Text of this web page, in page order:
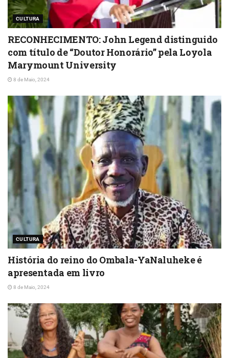
CULTURA
RECONHECIMENTO: John Legend distinguido
com título de “Doutor Honorário” pela Loyola
Marymount University
8 de Maio, 2024
CULTURA
História do reino do Ombala-YaNaluheke é
apresentada em livro
8 de Maio, 2024